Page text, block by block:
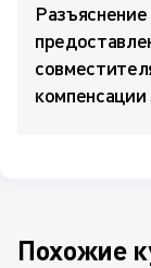
компенсации
Похожие